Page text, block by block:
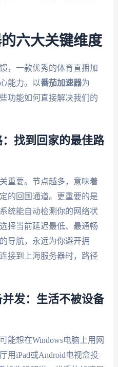
六大关键维度
，一款优秀的体育直播加
能力。以番茄加速器为
功能如何直接解决我们的
找到回家的最佳路
重要。节点越多，意味着
的回国通道。更重要的是
统能自动检测你的网络状
择当前延迟最低、最通畅
导航，永远为你避开拥
接到上海服务器时，路径
发：生活不被设备
能想在Windows电脑上用网
用iPad或Android电视盒投